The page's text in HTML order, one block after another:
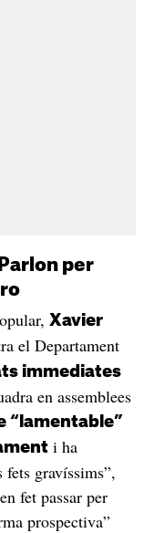
per
Xavier
el Departament
immediates
en assemblees
“lamentable”
i ha
gravíssims”,
fet passar per
prospectiva”